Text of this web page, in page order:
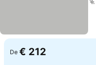
De € 212